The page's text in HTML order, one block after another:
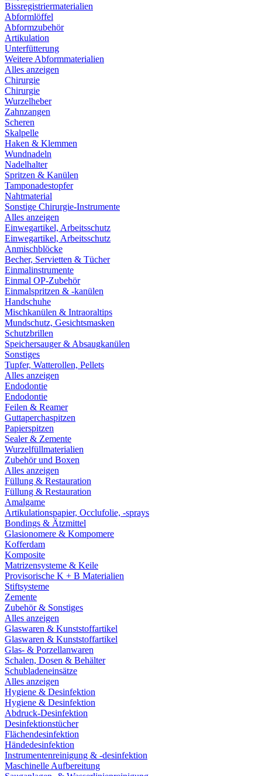
Bissregistriermaterialien
Abformlöffel
Abformzubehör
Artikulation
Unterfütterung
Weitere Abformmaterialien
Alles anzeigen
Chirurgie
Chirurgie
Wurzelheber
Zahnzangen
Scheren
Skalpelle
Haken & Klemmen
Wundnadeln
Nadelhalter
Spritzen & Kanülen
Tamponadestopfer
Nahtmaterial
Sonstige Chirurgie-Instrumente
Alles anzeigen
Einwegartikel, Arbeitsschutz
Einwegartikel, Arbeitsschutz
Anmischblöcke
Becher, Servietten & Tücher
Einmalinstrumente
Einmal OP-Zubehör
Einmalspritzen & -kanülen
Handschuhe
Mischkanülen & Intraoraltips
Mundschutz, Gesichtsmasken
Schutzbrillen
Speichersauger & Absaugkanülen
Sonstiges
Tupfer, Watterollen, Pellets
Alles anzeigen
Endodontie
Endodontie
Feilen & Reamer
Guttaperchaspitzen
Papierspitzen
Sealer & Zemente
Wurzelfüllmaterialien
Zubehör und Boxen
Alles anzeigen
Füllung & Restauration
Füllung & Restauration
Amalgame
Artikulationspapier, Occlufolie, -sprays
Bondings & Ätzmittel
Glasionomere & Kompomere
Kofferdam
Komposite
Matrizensysteme & Keile
Provisorische K + B Materialien
Stiftsysteme
Zemente
Zubehör & Sonstiges
Alles anzeigen
Glaswaren & Kunststoffartikel
Glaswaren & Kunststoffartikel
Glas- & Porzellanwaren
Schalen, Dosen & Behälter
Schubladeneinsätze
Alles anzeigen
Hygiene & Desinfektion
Hygiene & Desinfektion
Abdruck-Desinfektion
Desinfektionstücher
Flächendesinfektion
Händedesinfektion
Instrumentenreinigung & -desinfektion
Maschinelle Aufbereitung